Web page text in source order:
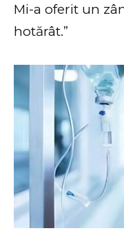
Mi-a oferit un
hotărât.”